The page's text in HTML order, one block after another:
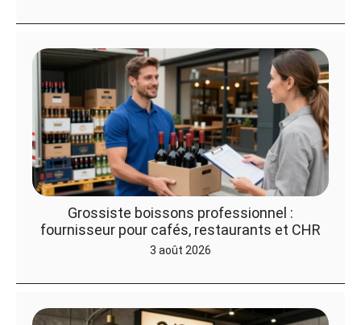
Grossiste boissons professionnel :
fournisseur pour cafés, restaurants et CHR
3 août 2026